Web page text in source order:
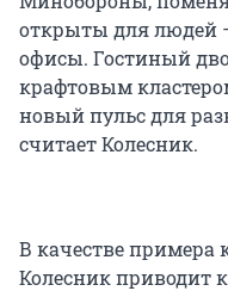
открыты для людей
офисы. Гостиный
крафтовым
новый пульс для
считает Колесник.
В качестве примера
Колесник приводит